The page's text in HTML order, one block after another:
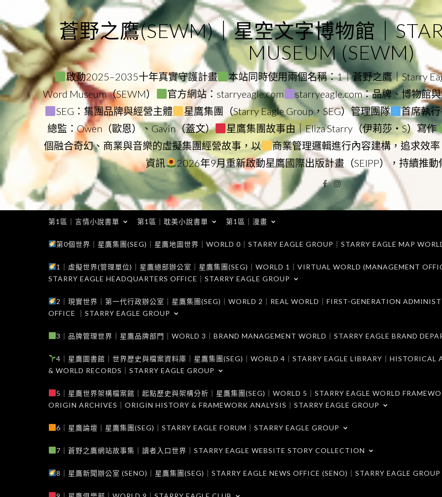
to
content
蒼野之鷹(SEWM)｜星空文字博物館｜
MUSEUM (SEWM)
啟動2025–2035十年真實守護計畫
本站同時使用兩個名稱：1｜蒼野之鷹｜Starry
Word Museum（SEWM）
官方網站：starryeagle.com starryeagle.com：品牌、博物館
SEG：集團品牌與經營主體
星鷹集團（Starry Eagle Group，SEG）管理團隊 首席執
總監：Owen（歐恩）、Gavin（蓋文）
星鷹集團故事由｜Eliza Starry（伊莉莎・S）寫作
個融合奇幻、商業與音樂的虛擬集團經營故事，以
商業管理邏輯進行內容建構，追求效
資訊
2026年9月重新啟動星鷹國際出版計畫（SEIPP），持續推
Facebook
Instagram
第1區｜言情小說書單 第1區｜耽美小說書單 第1區｜漫畫
第0個世界｜星鷹集團(SEG)｜星鷹地圖世界｜WORLD 0｜STARRY EAGLE GROUP｜STARRY EAGLE MAP
1｜虛擬世界(管理單位)｜星鷹總部辦公室｜星鷹集團(SEG)｜WORLD 1｜VIRTUAL WORLD (MANAGEMENT
STARRY EAGLE HEADQUARTERS OFFICE｜STARRY EAGLE GROUP
2｜現實世界｜第一代行政辦公室｜星鷹集團(SEG)｜WORLD 2｜REAL WORLD｜FIRST-GENERATION
OFFICE ｜STARRY EAGLE GROUP
3｜品牌管理世界｜星鷹品牌部門｜WORLD 3｜BRAND MANAGEMENT WORLD｜STARRY EAGLE BRAND
4｜星鷹圖書館｜世界歷史與檔案資料庫｜星鷹集團(SEG)｜WORLD 4｜STARRY EAGLE LIBRARY｜HISTORICAL
& WORLD RECORDS｜STARRY EAGLE GROUP
5｜星鷹世界架構檔案館｜起點歷史與架構分析｜星鷹集團(SEG)｜WORLD 5｜STARRY EAGLE WORLD
ORIGIN ARCHIVES｜ORIGIN HISTORY & FRAMEWORK ANALYSIS｜STARRY EAGLE GROUP
6｜星鷹論壇｜星鷹集團(SEG)｜STARRY EAGLE FORUM｜STARRY EAGLE GROUP
7｜蒼野之鷹網站故事集｜讀者入口世界｜STARRY EAGLE WEBSITE STORY COLLECTION
8｜星鷹新聞辦公室 (SENO)｜星鷹集團(SEG)｜STARRY EAGLE NEWS OFFICE (SENO)｜STARRY EAGLE GROUP